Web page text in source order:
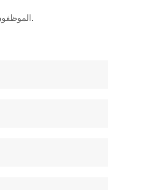
الموظفون والخبراء ذوو الخبرة دائمًا في خدمتك لتزويدك بمنتجات مرضية وتعليمات مهنية حول حلول المشكلات الفنية.